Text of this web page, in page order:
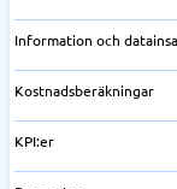
Information och
Kostnadsberäkningar
KPI:er